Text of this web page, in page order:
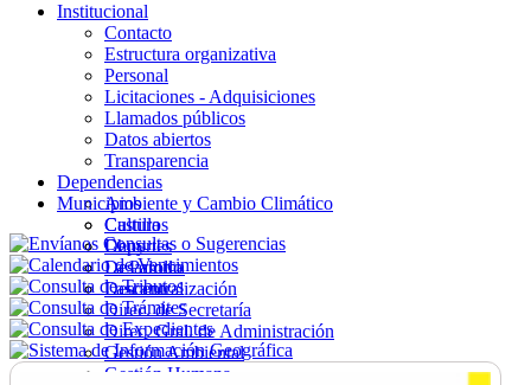
Institucional
Contacto
Estructura organizativa
Personal
Licitaciones - Adquisiciones
Llamados públicos
Datos abiertos
Transparencia
Dependencias
Ambiente y Cambio Climático
Cultura
Deportes
Desarrollo
Descentralización
Direc. de Secretaría
Direc. Gral. de Administración
Gestión Ambiental
Gestión Humana
Municipios
Castillos
Chuy
La Paloma
Lascano